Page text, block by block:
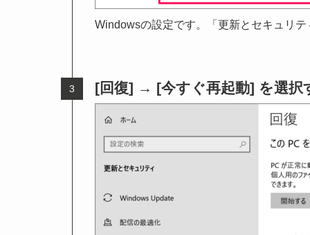
Windowsの設定です。「更新とセキュリ
[回復] → [今すぐ再起動] を選択